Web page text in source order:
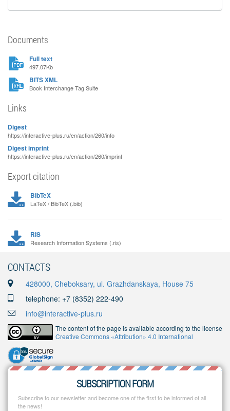
Documents
Full text
497.07Kb
BITS XML
Book Interchange Tag Suite
Links
Digest
https://interactive-plus.ru/en/action/260/info
Digest imprint
https://interactive-plus.ru/en/action/260/imprint
Export citation
BibTeX
LaTeX / BibTeX (.bib)
RIS
Research Information Systems (.ris)
CONTACTS
428000, Cheboksary, ul. Grazhdanskaya, House 75
telephone: +7 (8352) 222-490
info@interactive-plus.ru
The content of the page is available according to the license
Creative Commons «Attribution» 4.0 International
SUBSCRIPTION FORM
Subscribe to our newsletter and become one of the first to be informed of all
the news!